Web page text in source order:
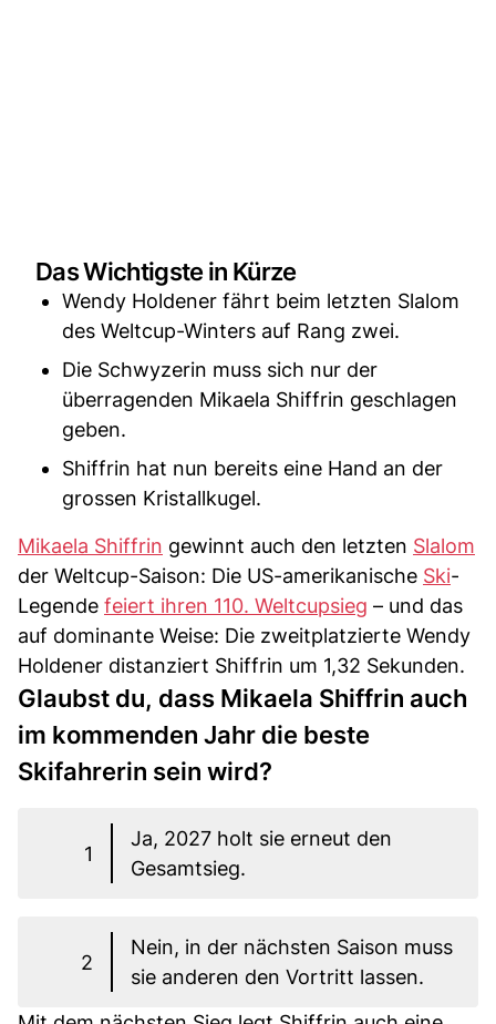
Das Wichtigste in Kürze
Wendy Holdener fährt beim letzten Slalom
des Weltcup-Winters auf Rang zwei.
Die Schwyzerin muss sich nur der
überragenden Mikaela Shiffrin geschlagen
geben.
Shiffrin hat nun bereits eine Hand an der
grossen Kristallkugel.
Mikaela Shiffrin gewinnt auch den letzten Slalom
der Weltcup-Saison: Die US-amerikanische Ski-
Legende feiert ihren 110. Weltcupsieg – und das
auf dominante Weise: Die zweitplatzierte Wendy
Holdener distanziert Shiffrin um 1,32 Sekunden.
Glaubst du, dass Mikaela Shiffrin auch
im kommenden Jahr die beste
Skifahrerin sein wird?
1
Ja, 2027 holt sie erneut den
Gesamtsieg.
2
Nein, in der nächsten Saison muss
sie anderen den Vortritt lassen.